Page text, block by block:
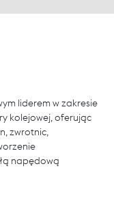
liderem w zakresie
kolejowej, oferując
zwrotnic,
napędową